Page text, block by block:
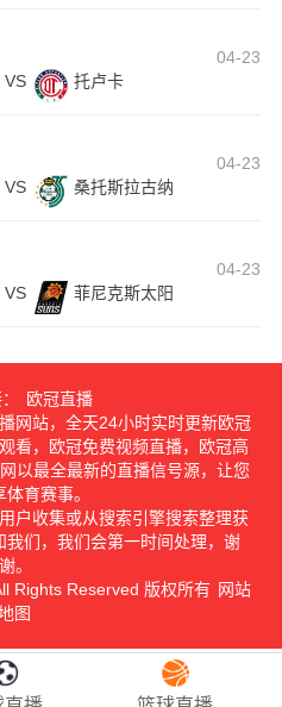
04-23
VS 托卢卡
04-23
VS 桑托斯拉古纳
04-23
VS 菲尼克斯太阳
欧冠直播
网站，全天24小时实时更新欧冠
看，欧冠免费视频直播，欧冠高
以最全最新的直播信号源，让您
育赛事。
户收集或从搜索引擎搜索整理获
们，我们会第一时间处理，谢
谢。
Rights Reserved 版权所有 网站
图